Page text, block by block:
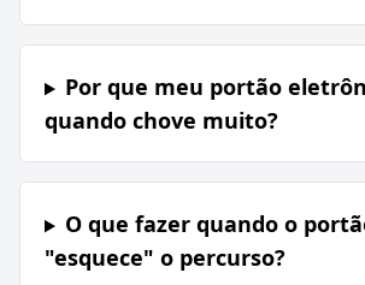
Por que meu portão
quando chove muito?
O que fazer quando o
"esquece" o percurso?